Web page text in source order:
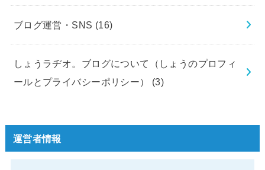
ブログ運営・SNS (16)
しょうラヂオ。ブログについて（しょうのプロフィ
ールとプライバシーポリシー） (3)
運営者情報